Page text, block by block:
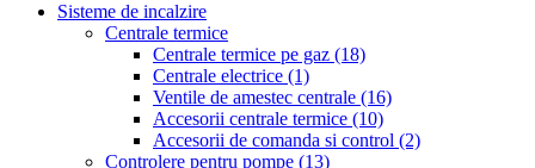
Sisteme de incalzire
Centrale termice
Centrale termice pe gaz (18)
Centrale electrice (1)
Ventile de amestec centrale (16)
Accesorii centrale termice (10)
Accesorii de comanda si control (2)
Controlere pentru pompe (13)